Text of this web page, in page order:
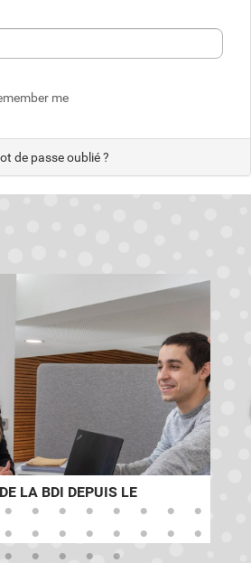
me
de passe oublié ?
LA BDI DEPUIS LE